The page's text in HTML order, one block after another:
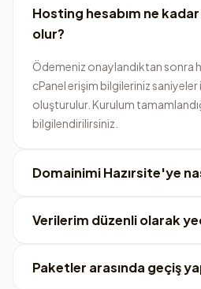
Hosting hesabım ne
olur?
Ödemeniz onaylandıktan sonra
cPanel erişim bilgileriniz
oluşturulur. Kurulum
bilgilendirilirsiniz.
Domainimi Hazırsite'ye
Verilerim düzenli olarak
Paketler arasında geçiş